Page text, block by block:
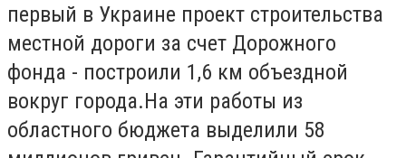
первый в Украине проект строительства
местной дороги за счет Дорожного
фонда - построили 1,6 км объездной
вокруг города.На эти работы из
областного бюджета выделили 58